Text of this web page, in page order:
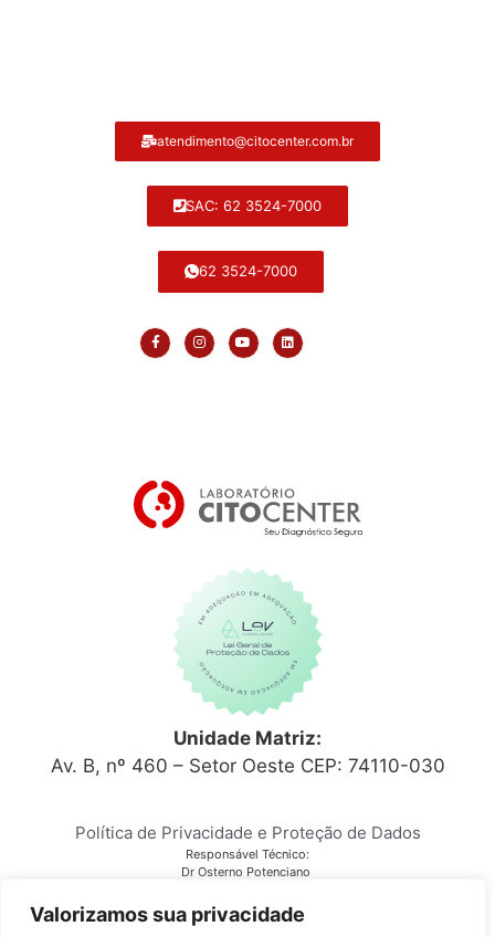
Valorizamos sua privacidade
atendimento@citocenter.com.br
SAC: 62 3524-7000
62 3524-7000
Unidade Matriz:
Av. B, nº 460 – Setor Oeste CEP: 74110-030
Política de Privacidade e Proteção de Dados
Responsável Técnico:
Dr Osterno Potenciano
Laboratório Citocenter
CNPJ 03.810.678/0001-28